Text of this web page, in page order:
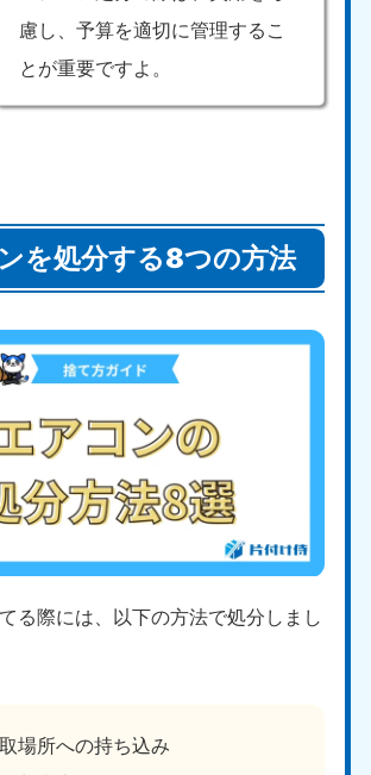
慮し、予算を適切に管理するこ
とが重要ですよ。
を処分する8つの方法
る際には、以下の方法で処分しまし
場所への持ち込み
北海道・東北
5277
青森県
050-1881-5276
9:00〜19:00 年中無休
5274
中無休
050-1881-5275
5273
中無休
050-1881-5272
9:00〜19:00 年中無休